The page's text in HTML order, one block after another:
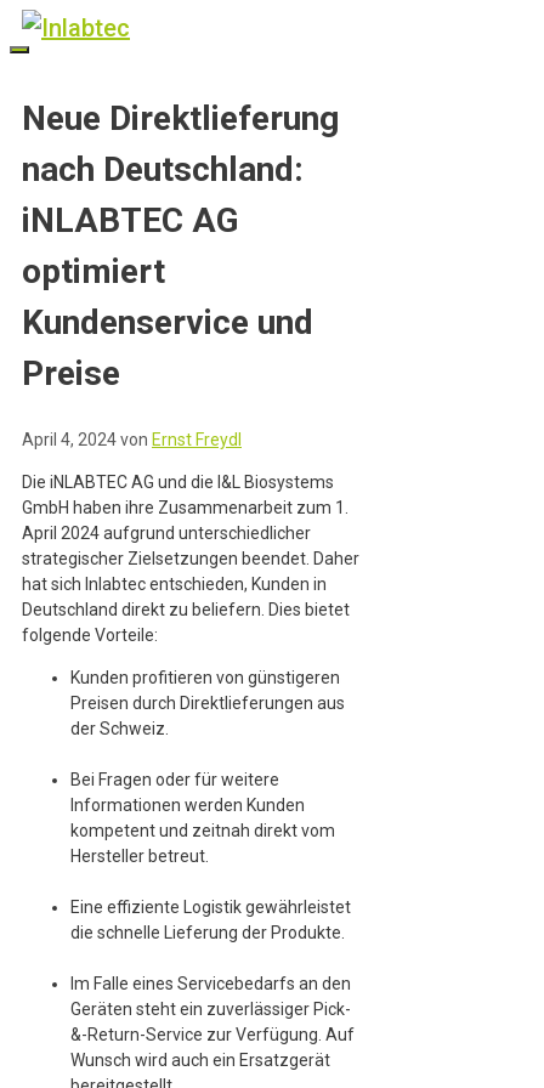
Zum
Inhalt
Neue Direktlieferung
nach Deutschland:
iNLABTEC AG
optimiert
Kundenservice und
Preise
April 4, 2024von Ernst Freydl
Die iNLABTEC AG und die I&L Biosystems
GmbH haben ihre Zusammenarbeit zum 1.
April 2024 aufgrund unterschiedlicher
strategischer Zielsetzungen beendet. Daher
hat sich Inlabtec entschieden, Kunden in
Deutschland direkt zu beliefern. Dies bietet
folgende Vorteile:
Kunden profitieren von günstigeren
Preisen durch Direktlieferungen aus
der Schweiz.
Bei Fragen oder für weitere
Informationen werden Kunden
kompetent und zeitnah direkt vom
Hersteller betreut.
Eine effiziente Logistik gewährleistet
die schnelle Lieferung der Produkte.
Im Falle eines Servicebedarfs an den
Geräten steht ein zuverlässiger Pick-
&-Return-Service zur Verfügung. Auf
Wunsch wird auch ein Ersatzgerät